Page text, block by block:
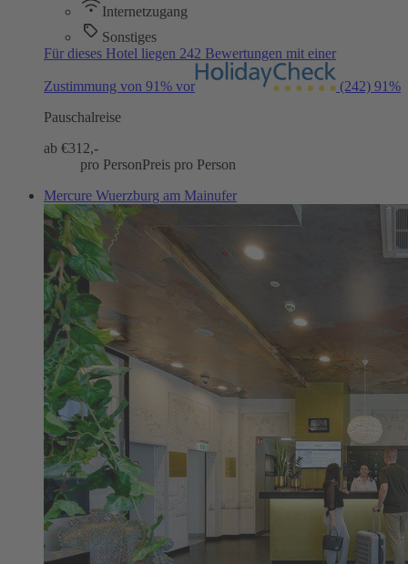
Internetzugang
Sonstiges
Für dieses Hotel liegen 242 Bewertungen mit einer
Zustimmung von 91% vor (242) 91%
Pauschalreise
ab €312,-
pro PersonPreis pro Person
Mercure Wuerzburg am Mainufer